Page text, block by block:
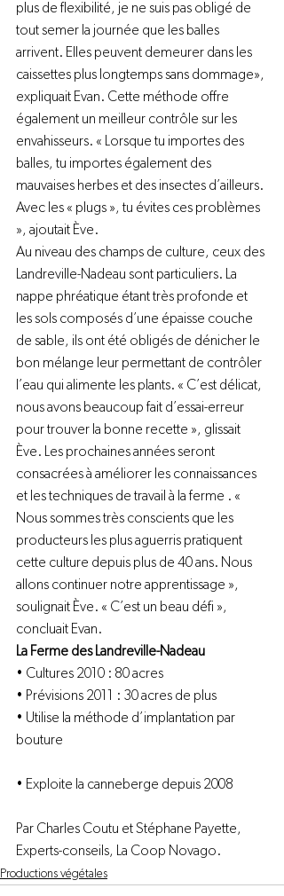
plus de flexibilité, je ne suis pas obligé de
tout semer la journée que les balles
arrivent. Elles peuvent demeurer dans les
caissettes plus longtemps sans dommage»,
expliquait Evan. Cette méthode offre
également un meilleur contrôle sur les
envahisseurs. « Lorsque tu importes des
balles, tu importes également des
mauvaises herbes et des insectes d’ailleurs.
Avec les « plugs », tu évites ces problèmes
», ajoutait Ève.
Au niveau des champs de culture, ceux des
Landreville-Nadeau sont particuliers. La
nappe phréatique étant très profonde et
les sols composés d’une épaisse couche
de sable, ils ont été obligés de dénicher le
bon mélange leur permettant de contrôler
l’eau qui alimente les plants. « C’est délicat,
nous avons beaucoup fait d’essai-erreur
pour trouver la bonne recette », glissait
Ève. Les prochaines années seront
consacrées à améliorer les connaissances
et les techniques de travail à la ferme . «
Nous sommes très conscients que les
producteurs les plus aguerris pratiquent
cette culture depuis plus de 40 ans. Nous
allons continuer notre apprentissage »,
soulignait Ève. « C’est un beau défi »,
concluait Evan.
La Ferme des Landreville-Nadeau
• Cultures 2010 : 80 acres
• Prévisions 2011 : 30 acres de plus
• Utilise la méthode d’implantation par
bouture
• Exploite la canneberge depuis 2008
Par Charles Coutu et Stéphane Payette,
Experts-conseils,
La Coop Novago.
Productions végétales